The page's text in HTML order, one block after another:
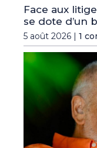
Face aux
se dote d’un
5 août 2026 | 1